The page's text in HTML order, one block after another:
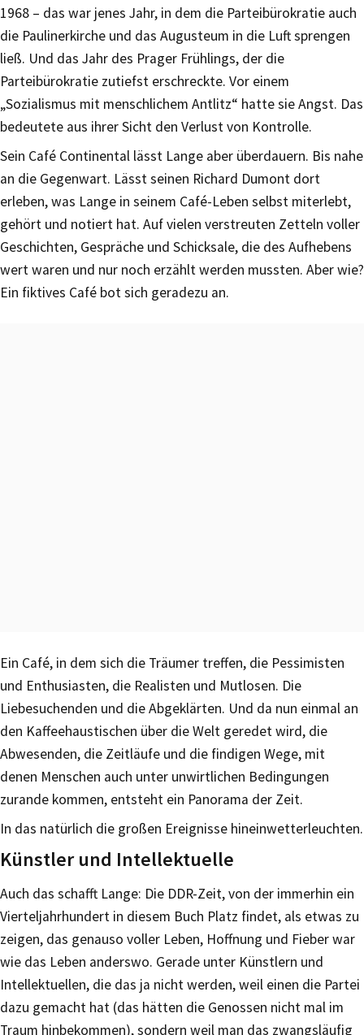
1968 – das war jenes Jahr, in dem die Parteibürokratie auch
die Paulinerkirche und das Augusteum in die Luft sprengen
ließ. Und das Jahr des Prager Frühlings, der die
Parteibürokratie zutiefst erschreckte. Vor einem
„Sozialismus mit menschlichem Antlitz“ hatte sie Angst. Das
bedeutete aus ihrer Sicht den Verlust von Kontrolle.
Sein Café Continental lässt Lange aber überdauern. Bis nahe
an die Gegenwart. Lässt seinen Richard Dumont dort
erleben, was Lange in seinem Café-Leben selbst miterlebt,
gehört und notiert hat. Auf vielen verstreuten Zetteln voller
Geschichten, Gespräche und Schicksale, die des Aufhebens
wert waren und nur noch erzählt werden mussten. Aber wie?
Ein fiktives Café bot sich geradezu an.
Ein Café, in dem sich die Träumer treffen, die Pessimisten
und Enthusiasten, die Realisten und Mutlosen. Die
Liebesuchenden und die Abgeklärten. Und da nun einmal an
den Kaffeehaustischen über die Welt geredet wird, die
Abwesenden, die Zeitläufe und die findigen Wege, mit
denen Menschen auch unter unwirtlichen Bedingungen
zurande kommen, entsteht ein Panorama der Zeit.
In das natürlich die großen Ereignisse hineinwetterleuchten.
Künstler und Intellektuelle
Auch das schafft Lange: Die DDR-Zeit, von der immerhin ein
Vierteljahrhundert in diesem Buch Platz findet, als etwas zu
zeigen, das genauso voller Leben, Hoffnung und Fieber war
wie das Leben anderswo. Gerade unter Künstlern und
Intellektuellen, die das ja nicht werden, weil einen die Partei
dazu gemacht hat (das hätten die Genossen nicht mal im
Traum hinbekommen), sondern weil man das zwangsläufig